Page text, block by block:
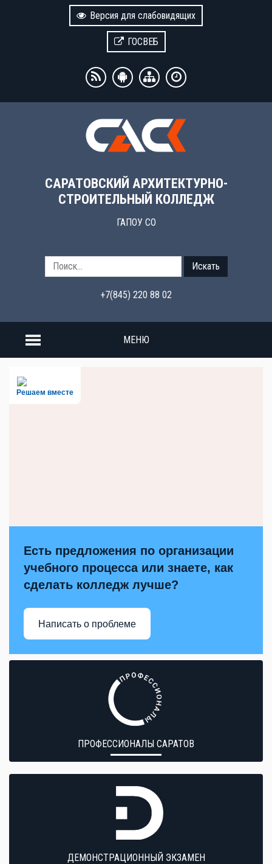
Версия для слабовидящих
ГОСВЕБ
САРАТОВСКИЙ АРХИТЕКТУРНО-
СТРОИТЕЛЬНЫЙ КОЛЛЕДЖ
ГАПОУ СО
Искать
+7(845) 220 88 02
МЕНЮ
Решаем вместе
Есть предложения по организации
учебного процесса или знаете, как
сделать колледж лучше?
Написать о проблеме
ПРОФЕССИОНАЛЫ САРАТОВ
ДЕМОНСТРАЦИОННЫЙ ЭКЗАМЕН